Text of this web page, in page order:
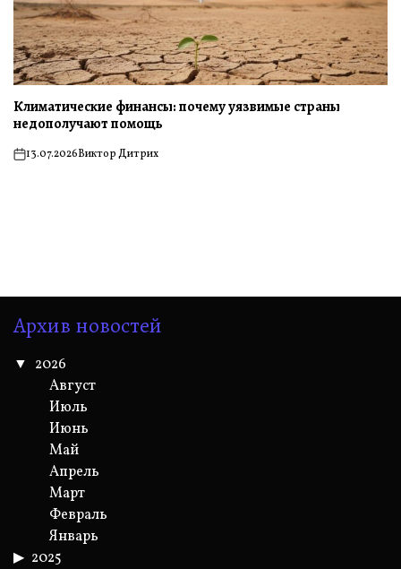
Климатические финансы: почему уязвимые страны
недополучают помощь
on13.07.2026Виктор Дитрих
Архив новостей
2026
Август
Июль
Июнь
Май
Апрель
Март
Февраль
Январь
2025